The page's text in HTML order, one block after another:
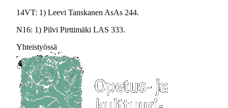
14VT: 1) Leevi Tanskanen AsAs 244.
N16: 1) Pilvi Pirttimäki LAS 333.
Yhteistyössä